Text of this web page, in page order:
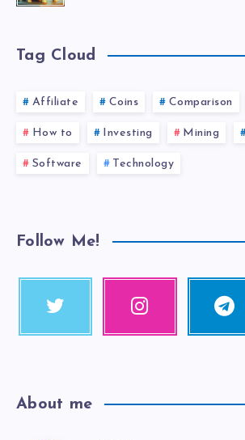
Tag Cloud
Affiliate Coins Comparison
How to Investing Mining
Software Technology
Follow Me!
About me